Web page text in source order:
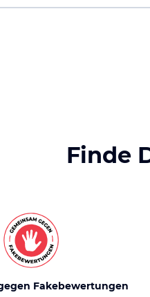
Finde
Fakebewertungen